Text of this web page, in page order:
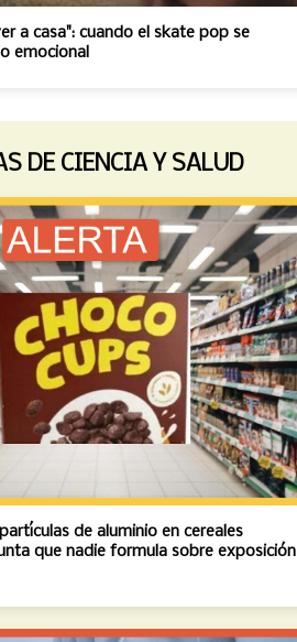
a casa": cuando el skate pop se
emocional
DE CIENCIA Y SALUD
de aluminio en cereales
que nadie formula sobre exposición